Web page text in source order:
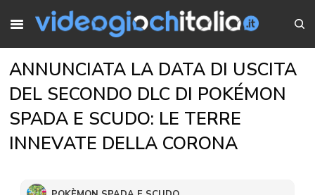
ANNUNCIATA LA DATA DI USCITA
DEL SECONDO DLC DI POKÉMON
SPADA E SCUDO: LE TERRE
INNEVATE DELLA CORONA